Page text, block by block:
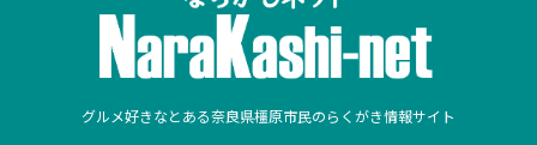
グルメ好きなとある奈良県橿原市民のらくがき情報サイト